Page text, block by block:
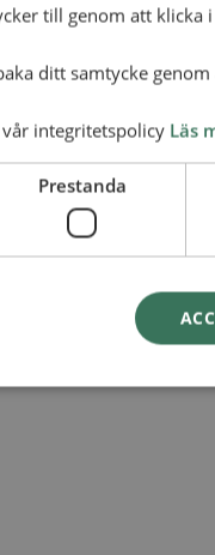
till genom att klicka
ditt samtycke
integritetspolicy Läs
Prestanda